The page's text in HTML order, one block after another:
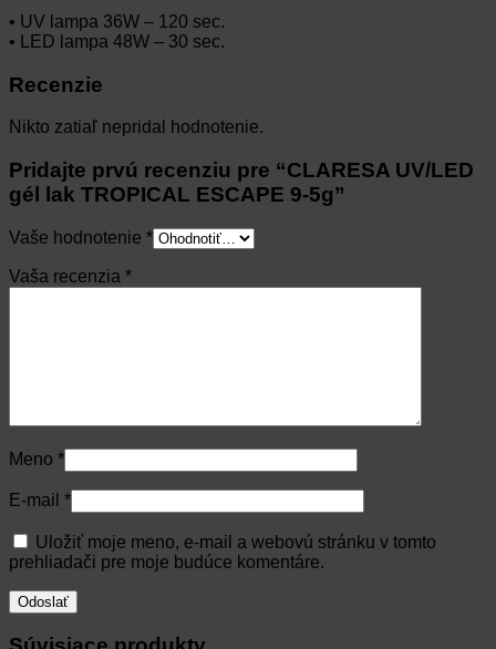
• UV lampa 36W – 120 sec.
• LED lampa 48W – 30 sec.
Recenzie
Nikto zatiaľ nepridal hodnotenie.
Pridajte prvú recenziu pre “CLARESA UV/LED
gél lak TROPICAL ESCAPE 9-5g”
Vaše hodnotenie *
Vaša recenzia *
Meno *
E-mail *
Uložiť moje meno, e-mail a webovú stránku v tomto
prehliadači pre moje budúce komentáre.